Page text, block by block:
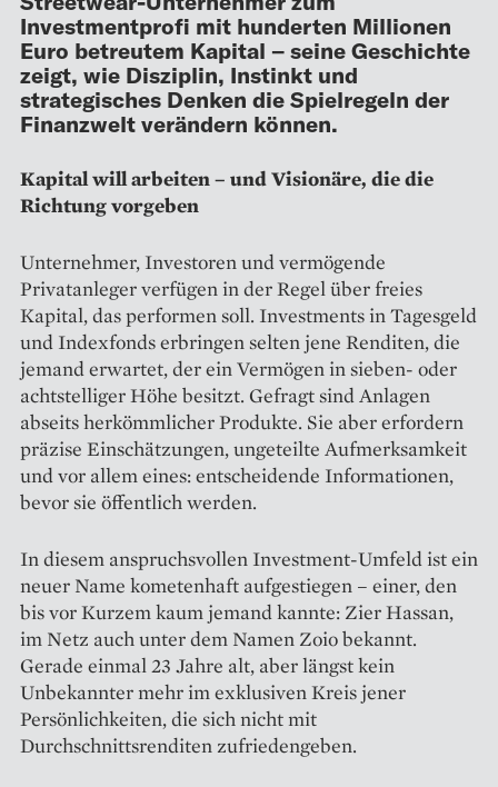
Investmentprofi mit hunderten Millionen
Euro betreutem Kapital – seine Geschichte
zeigt, wie Disziplin, Instinkt und
strategisches Denken die Spielregeln der
Finanzwelt verändern können.
Kapital will arbeiten – und Visionäre, die die
Richtung vorgeben
Unternehmer, Investoren und vermögende
Privatanleger verfügen in der Regel über freies
Kapital, das performen soll. Investments in Tagesgeld
und Indexfonds erbringen selten jene Renditen, die
jemand erwartet, der ein Vermögen in sieben- oder
achtstelliger Höhe besitzt. Gefragt sind Anlagen
abseits herkömmlicher Produkte. Sie aber erfordern
präzise Einschätzungen, ungeteilte Aufmerksamkeit
und vor allem eines: entscheidende Informationen,
bevor sie öffentlich werden.
In diesem anspruchsvollen Investment-Umfeld ist ein
neuer Name kometenhaft aufgestiegen – einer, den
bis vor Kurzem kaum jemand kannte: Zier Hassan,
im Netz auch unter dem Namen Zoio bekannt.
Gerade einmal 23 Jahre alt, aber längst kein
Unbekannter mehr im exklusiven Kreis jener
Persönlichkeiten, die sich nicht mit
Durchschnittsrenditen zufriedengeben.